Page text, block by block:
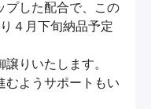
プした配合で、この
４月下旬納品予定
譲りいたします。
むようサポートもい